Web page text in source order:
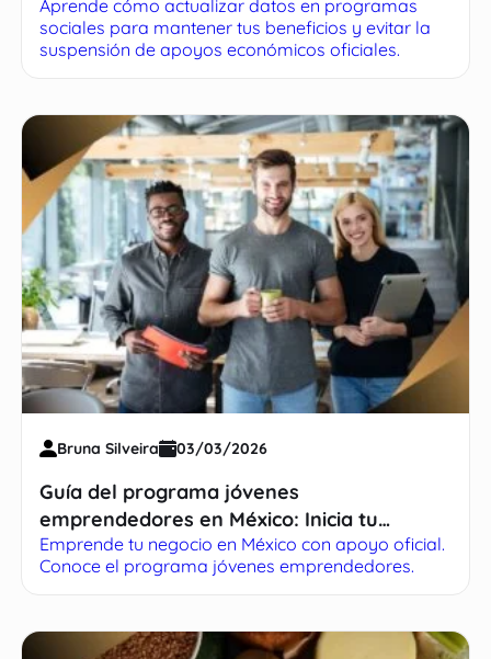
económico
Aprende cómo actualizar datos en programas
sociales para mantener tus beneficios y evitar la
suspensión de apoyos económicos oficiales.
Bruna Silveira 03/03/2026
Guía del programa jóvenes
emprendedores en México: Inicia tu
negocio con éxito
Emprende tu negocio en México con apoyo oficial.
Conoce el programa jóvenes emprendedores.